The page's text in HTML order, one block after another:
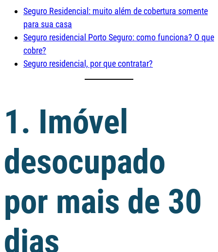
Seguro Residencial: muito além de cobertura somente
para sua casa
Seguro residencial Porto Seguro: como funciona? O que
cobre?
Seguro residencial, por que contratar?
1. Imóvel
desocupado
por mais de 30
dias